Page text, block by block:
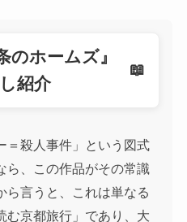
のホームズ』
紹介
＝殺人事件」という図式
ら、この作品がその常識
ら言うと、これは単なる
む京都旅行」であり、大